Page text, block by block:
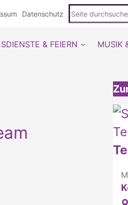
Datenschutz
Seite
durchsuchen
& FEIERN MUSIK